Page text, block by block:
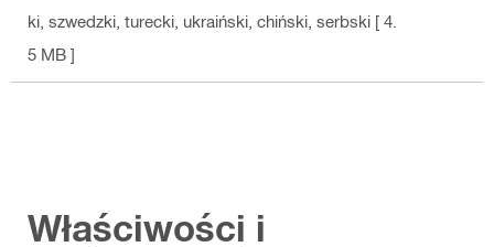
ki, szwedzki, turecki, ukraiński, chiński, serbski [ 4.
5 MB ]
Właściwości i